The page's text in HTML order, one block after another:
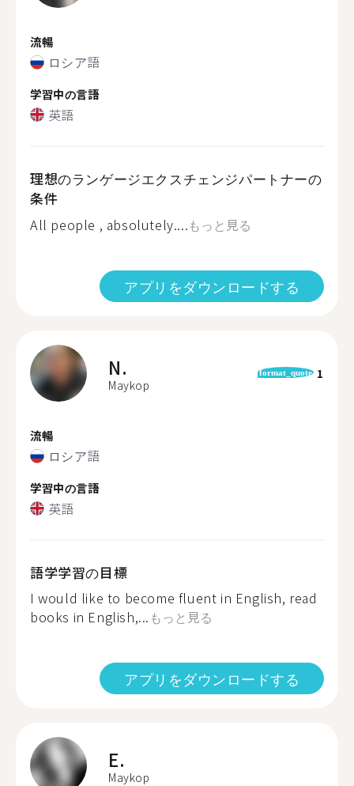
流暢
ロシア語
学習中の言語
英語
理想のランゲージエクスチェンジパートナーの
条件
All people , absolutely....もっと見る
アプリをダウンロードする
N.
Maykop
format_quote 1
流暢
ロシア語
学習中の言語
英語
語学学習の目標
I would like to become fluent in English, read
books in English,... もっと見る
アプリをダウンロードする
E.
Maykop